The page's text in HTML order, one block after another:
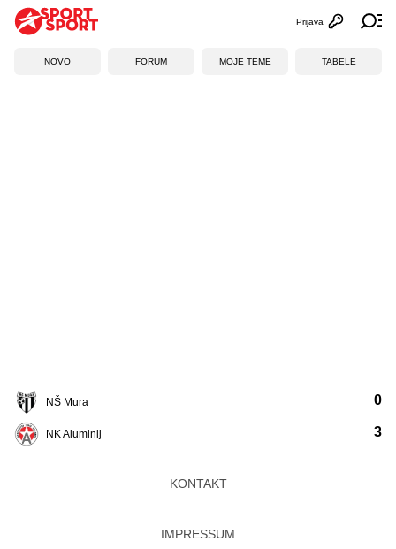
Otvori
Prijava
NOVO FORUM MOJE TEME TABELE
NŠ Mura
NK Aluminij
0
3
KONTAKT
IMPRESSUM